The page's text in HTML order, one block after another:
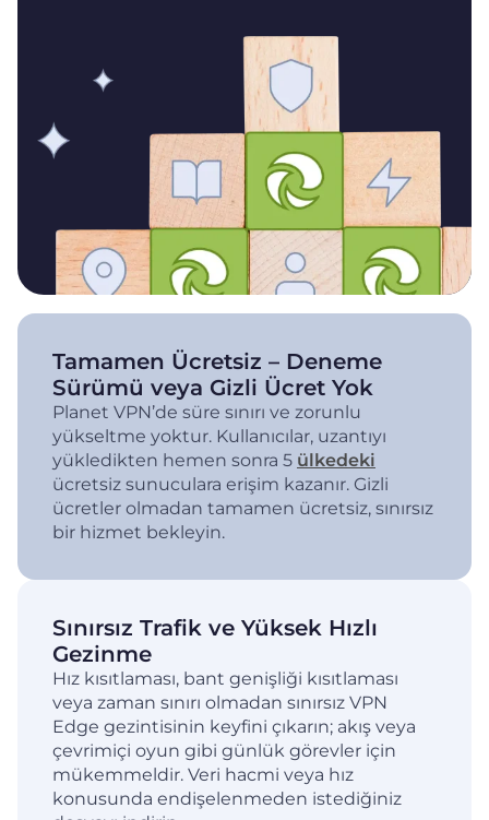
Tamamen Ücretsiz – Deneme
Sürümü veya Gizli Ücret Yok
Planet VPN’de süre sınırı ve zorunlu
yükseltme yoktur. Kullanıcılar, uzantıyı
yükledikten hemen sonra 5 ülkedeki
ücretsiz sunuculara erişim kazanır. Gizli
ücretler olmadan tamamen ücretsiz, sınırsız
bir hizmet bekleyin.
Sınırsız Trafik ve Yüksek Hızlı
Gezinme
Hız kısıtlaması, bant genişliği kısıtlaması
veya zaman sınırı olmadan sınırsız VPN
Edge gezintisinin keyfini çıkarın; akış veya
çevrimiçi oyun gibi günlük görevler için
mükemmeldir. Veri hacmi veya hız
konusunda endişelenmeden istediğiniz